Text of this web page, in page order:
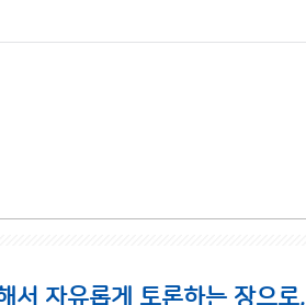
서 자유롭게 토론하는 장으로,